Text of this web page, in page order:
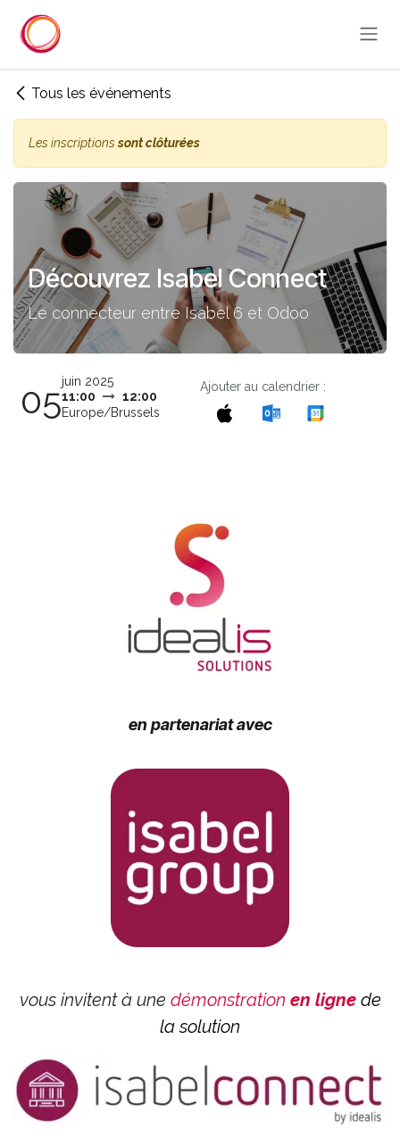
Tous les événements
Les inscriptionssont clôturées
Découvrez Isabel Connect
Le connecteur entre Isabel 6 et Odoo
05juin 2025
11:00
12:00
Europe/Brussels
Ajouter au calendrier :
en partenariat avec
vous invitent à une démonstration en ligne de
la solution